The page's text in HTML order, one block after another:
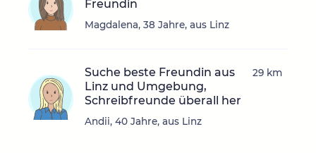
Freundin
Magdalena, 38 Jahre, aus Linz
Suche beste Freundin aus
Linz und Umgebung,
Schreibfreunde überall her
Andii, 40 Jahre, aus Linz
29 km